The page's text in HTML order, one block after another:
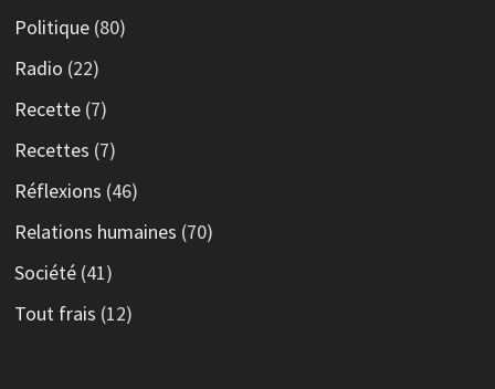
Politique(80)
Radio (22)
Recette(7)
Recettes (7)
Réflexions (46)
Relations humaines (70)
Société(41)
Tout frais (12)